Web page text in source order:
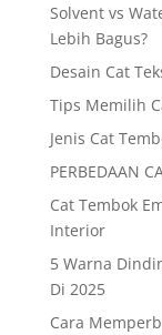
Solvent vs
Lebih Bagus?
Desain Cat
Tips Memilih
Jenis Cat
PERBEDAAN
Cat Tembok
Interior
5 Warna
Di 2025
Cara